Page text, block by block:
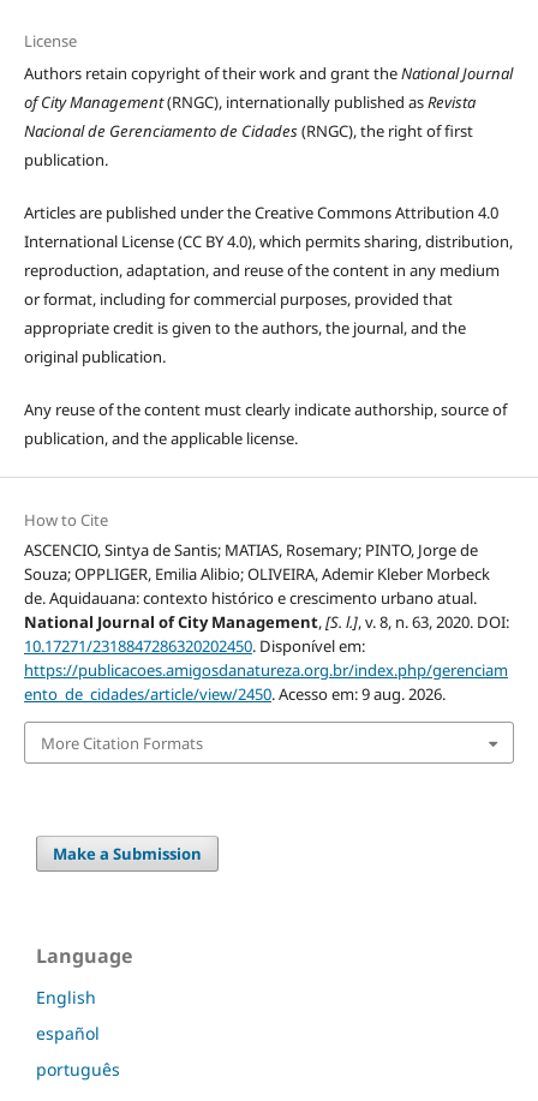
License
Authors retain copyright of their work and grant theNational Journal
of City Management(RNGC), internationally published asRevista
Nacional de Gerenciamento de Cidades(RNGC), the right of first
publication.
Articles are published under the Creative Commons Attribution 4.0
International License (CC BY 4.0), which permits sharing, distribution,
reproduction, adaptation, and reuse of the content in any medium
or format, including for commercial purposes, provided that
appropriate credit is given to the authors, the journal, and the
original publication.
Any reuse of the content must clearly indicate authorship, source of
publication, and the applicable license.
How to Cite
ASCENCIO, Sintya de Santis; MATIAS, Rosemary; PINTO, Jorge de
Souza; OPPLIGER, Emilia Alibio; OLIVEIRA, Ademir Kleber Morbeck
de. Aquidauana: contexto histórico e crescimento urbano atual.
National Journal of City Management,[S. l.], v. 8, n. 63, 2020. DOI:
10.17271/2318847286320202450. Disponível em:
https://publicacoes.amigosdanatureza.org.br/index.php/gerenciam
ento_de_cidades/article/view/2450. Acesso em: 9 aug. 2026.
More Citation Formats
Make a Submission
Language
English
español
português